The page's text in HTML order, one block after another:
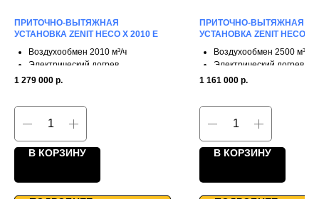
ПРИТОЧНО-ВЫТЯЖНАЯ
УСТАНОВКА ZENIT HECO X 2010 E
Воздухообмен 2010 м³/ч
Электрический догрев
3 ступени рекуперации
Умное управление
1 279 000 р.
В КОРЗИНУ
ПРИТОЧНО-ВЫТЯЖНАЯ
УСТАНОВКА ZENIT HECO V
Воздухообмен 2500 м³/ч
Электрический догрев
3 ступени рекуперации
Умное управление
1 161 000 р.
В КОРЗИНУ